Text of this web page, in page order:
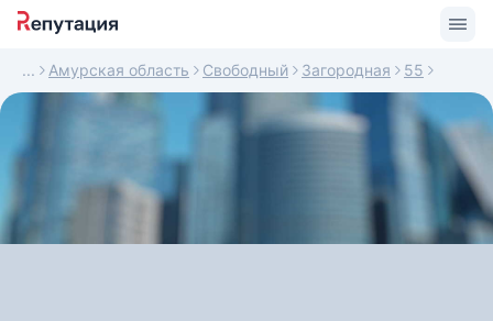
Амурская область Свободный Загородная 55